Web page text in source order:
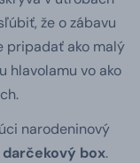
že o zábavu
pripadať ako malý
hlavolamu vo ako
narodeninový
darčekový box.